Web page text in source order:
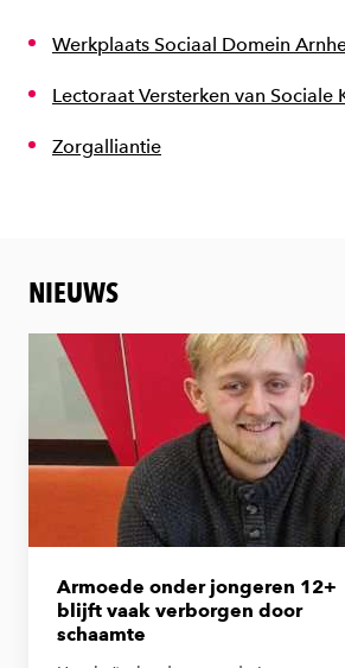
Werkplaats Sociaal Domein
Lectoraat Versterken van Sociale
Zorgalliantie
NIEUWS
Armoede onder jongeren 12+
blijft vaak verborgen door
schaamte